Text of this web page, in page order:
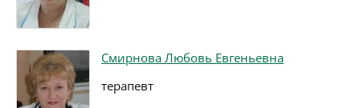
Смирнова Любовь Евгеньевна
терапевт